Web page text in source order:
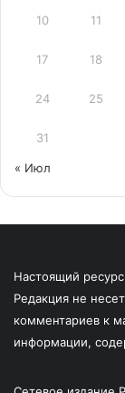
10 11
17 18
24 25
31
« Июл
Настоящий
Редакция не
комментариев к
информации,